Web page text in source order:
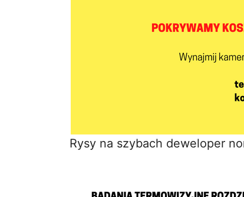
Rysy na szybach deweloper